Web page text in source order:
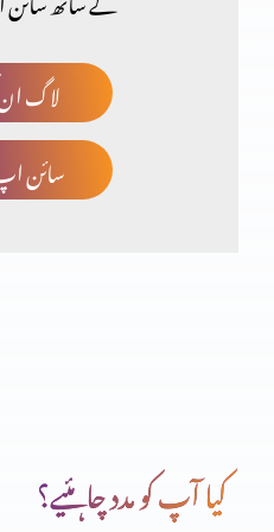
جنگ سے سیکھنا (حصہ 1)
جنگی اصول (حصہ 3)
خدا مجھے بدل دے
لاگ
سائن
کیا آپ کو مدد چاہئیے؟